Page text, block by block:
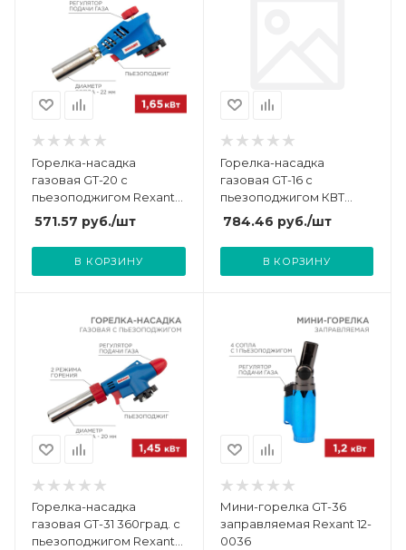
Горелка-насадка
газовая GT-20 с
пьезоподжигом Rexant
12-0020
571.57 руб./шт
В КОРЗИНУ
Горелка-насадка
газовая GT-16 с
пьезоподжигом КВТ
88072
784.46 руб./шт
В КОРЗИНУ
Горелка-насадка
газовая GT-31 360град. с
пьезоподжигом Rexant
Мини-горелка GT-36
заправляемая Rexant 12-
0036